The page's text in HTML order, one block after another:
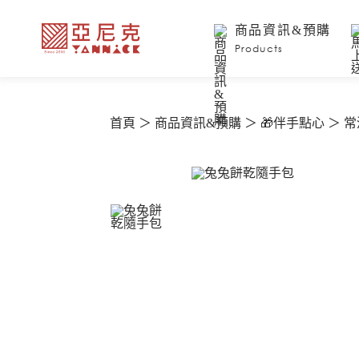
商品資訊&預購
Products
首頁 商品資訊&預購 🎁伴手點心